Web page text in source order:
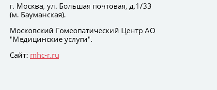
г. Москва, ул. Большая почтовая, д.1/33
(м. Бауманская).
Московский Гомеопатический Центр АО
"Медицинские услуги".
Сайт: mhc-r.ru